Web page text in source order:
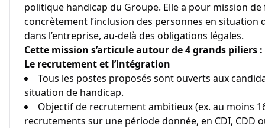
politique handicap du Groupe. Elle a pour mission de
concrètement l’inclusion des personnes en situation
dans l’entreprise, au-delà des obligations légales.
Cette mission s’articule autour de 4 grands piliers :
Le recrutement et l’intégration
Tous les postes proposés sont ouverts aux
situation de handicap.
Objectif de recrutement ambitieux (ex. au moins
recrutements sur une période donnée, en CDI, CDD